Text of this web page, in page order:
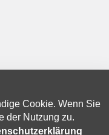
apolut Creatives
Cookie. Wenn Sie
der Nutzung zu.